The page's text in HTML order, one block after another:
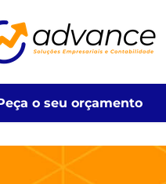
o seu orçamento